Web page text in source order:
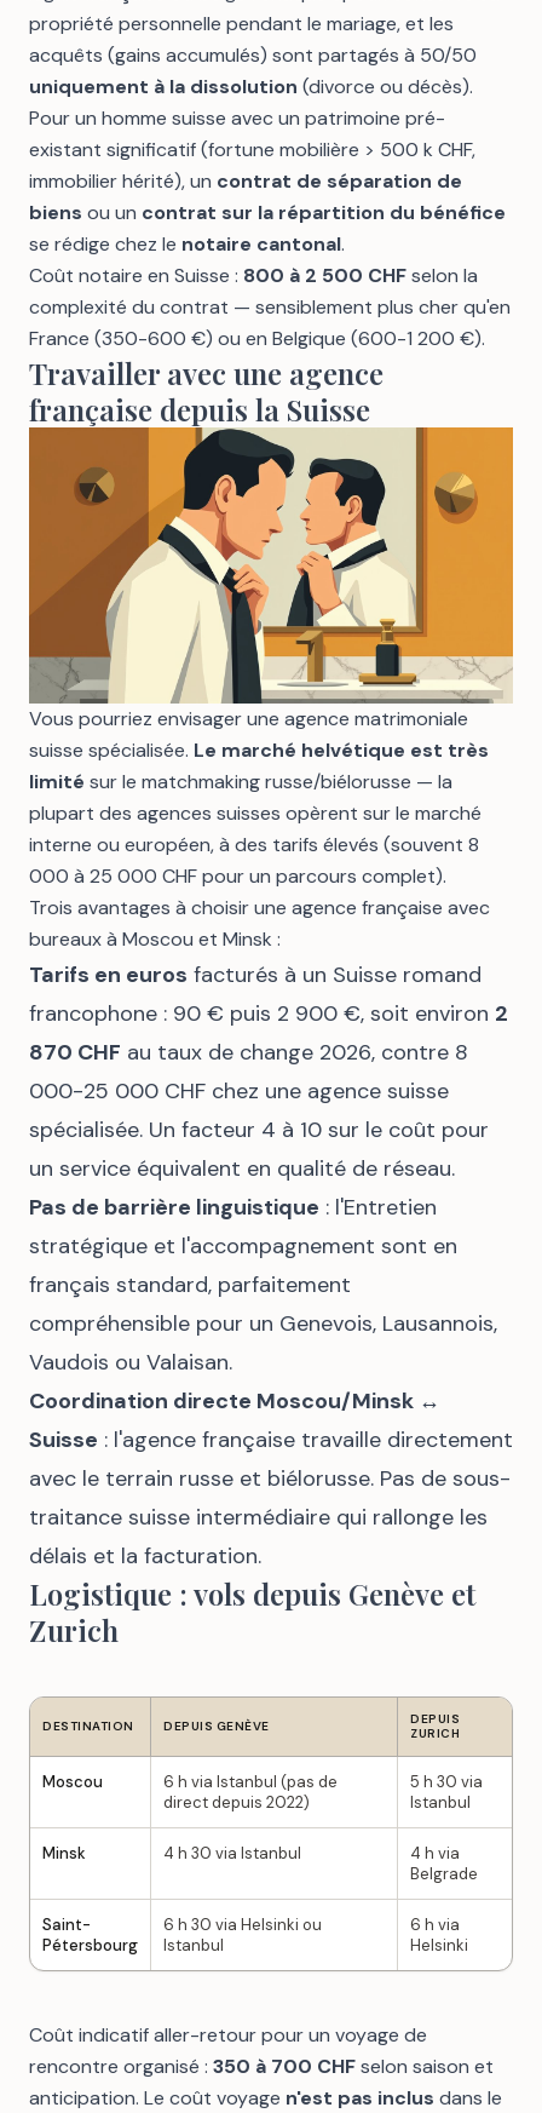
propriété personnelle pendant le mariage, et les
acquêts (gains accumulés) sont partagés à 50/50
uniquement à la dissolution (divorce ou décès).
Pour un homme suisse avec un patrimoine pré-
existant significatif (fortune mobilière > 500 k CHF,
immobilier hérité), un contrat de séparation de
biens ou un contrat sur la répartition du bénéfice
se rédige chez le notaire cantonal.
Coût notaire en Suisse : 800 à 2 500 CHFselon la
complexité du contrat — sensiblement plus cher qu'en
France (350-600 €) ou en Belgique (600-1 200 €).
Travailler avec une agence
française depuis la Suisse
Vous pourriez envisager une agence matrimoniale
suisse spécialisée. Le marché helvétique est très
limité sur le matchmaking russe/biélorusse — la
plupart des agences suisses opèrent sur le marché
interne ou européen, à des tarifs élevés (souvent 8
000 à 25 000 CHF pour un parcours complet).
Trois avantages à choisir une agence française avec
bureaux à Moscou et Minsk :
Tarifs en euros facturés à un Suisse romand
francophone : 90 € puis 2 900 €, soit environ 2
870 CHF au taux de change 2026, contre 8
000-25 000 CHF chez une agence suisse
spécialisée. Un facteur 4 à 10 sur le coût pour
un service équivalent en qualité de réseau.
Pas de barrière linguistique : l'Entretien
stratégique et l'accompagnement sont en
français standard, parfaitement
compréhensible pour un Genevois, Lausannois,
Vaudois ou Valaisan.
Coordination directe Moscou/Minsk ↔
Suisse : l'agence française travaille directement
avec le terrain russe et biélorusse. Pas de sous-
traitance suisse intermédiaire qui rallonge les
délais et la facturation.
Logistique : vols depuis Genève et
Zurich
DESTINATION DEPUIS GENÈVE
DEPUIS
ZURICH
Moscou
6 h via Istanbul (pas de
direct depuis 2022)
5 h 30 via
Istanbul
Minsk 4 h 30 via Istanbul
4 h via
Belgrade
Saint-
Pétersbourg
6 h 30 via Helsinki ou
Istanbul
6 h via
Helsinki
Coût indicatif aller-retour pour un voyage de
rencontre organisé : 350 à 700 CHFselon saison et
anticipation. Le coût voyage n'est pas inclus dans le